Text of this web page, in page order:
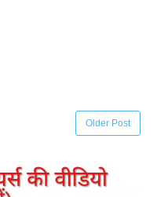
Older Post